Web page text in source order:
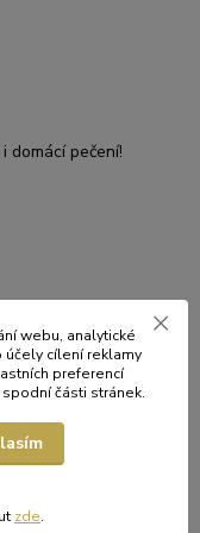
domácí pečení!
webu, analytické
účely cílení reklamy
preferencí
části stránek.
zde.